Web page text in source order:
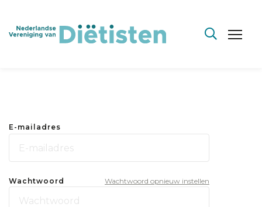
E-mailadres
Wachtwoord Wachtwoord opnieuw instellen